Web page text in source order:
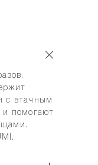
c втачным
и помогают